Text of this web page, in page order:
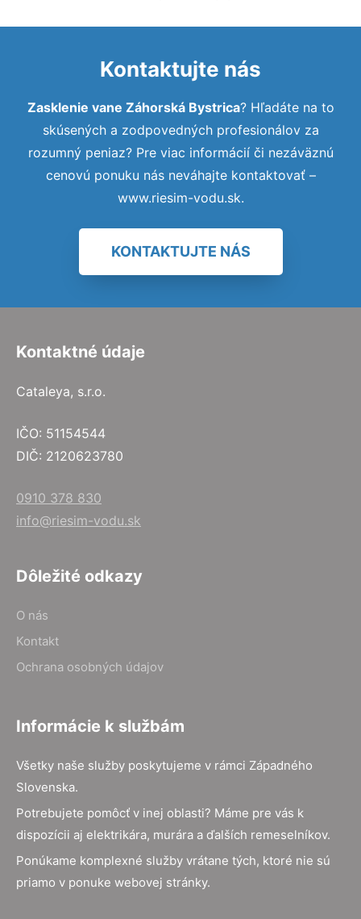
Kontaktujte nás
Zasklenie vane Záhorská Bystrica? Hľadáte na to
skúsených a zodpovedných profesionálov za
rozumný peniaz? Pre viac informácií či nezáväznú
cenovú ponuku nás neváhajte kontaktovať –
www.riesim-vodu.sk.
KONTAKTUJTE NÁS
Kontaktné údaje
Cataleya, s.r.o.
IČO: 51154544
DIČ: 2120623780
0910 378 830
info@riesim-vodu.sk
Dôležité odkazy
O nás
Kontakt
Ochrana osobných údajov
Informácie k službám
Všetky naše služby poskytujeme v rámci Západného
Slovenska.
Potrebujete pomôcť v inej oblasti? Máme pre vás k
dispozícii aj elektrikára, murára a ďalších remeselníkov.
Ponúkame komplexné služby vrátane tých, ktoré nie sú
priamo v ponuke webovej stránky.